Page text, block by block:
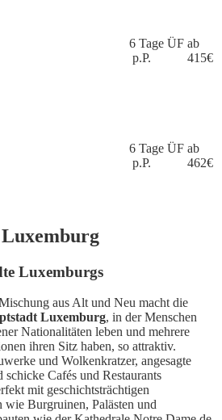
6 Tage ÜF
p.P.
ab
415€
6 Tage ÜF
p.P.
ab
462€
Luxemburgs
aus Alt und Neu macht die
Luxemburg, in der Menschen
Nationalitäten leben und mehrere
ihren Sitz haben, so attraktiv.
und Wolkenkratzer, angesagte
schicke Cafés und Restaurants
mit geschichtsträchtigen
wie Burgruinen, Palästen und